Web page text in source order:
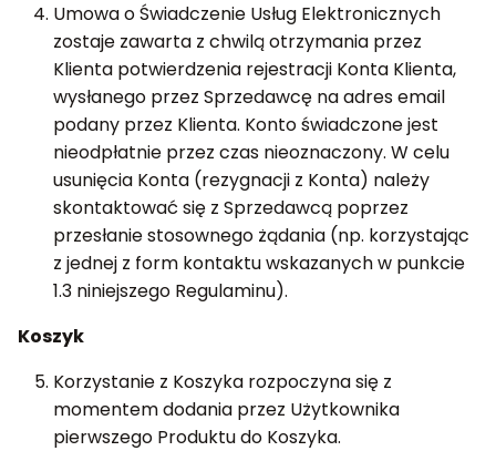
Umowa o Świadczenie Usług Elektronicznych
zostaje zawarta z chwilą otrzymania przez
Klienta potwierdzenia rejestracji Konta Klienta,
wysłanego przez Sprzedawcę na adres email
podany przez Klienta. Konto świadczone jest
nieodpłatnie przez czas nieoznaczony. W celu
usunięcia Konta (rezygnacji z Konta) należy
skontaktować się z Sprzedawcą poprzez
przesłanie stosownego żądania (np. korzystając
z jednej z form kontaktu wskazanych w punkcie
1.3 niniejszego Regulaminu).
Koszyk
Korzystanie z Koszyka rozpoczyna się z
momentem dodania przez Użytkownika
pierwszego Produktu do Koszyka.